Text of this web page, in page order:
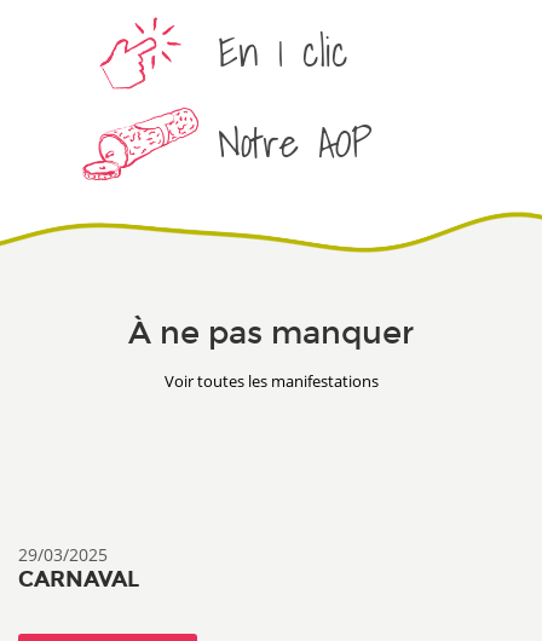
En 1 clic
Notre AOP
À ne pas manquer
Voir toutes les manifestations
29/03/2025
CARNAVAL